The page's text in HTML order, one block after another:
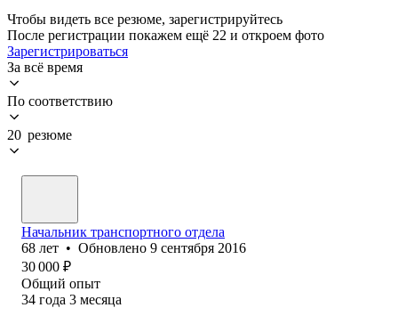
Чтобы видеть все резюме, зарегистрируйтесь
После регистрации покажем ещё 22 и откроем фото
Зарегистрироваться
За всё время
По соответствию
20 резюме
Начальник транспортного отдела
68 лет • Обновлено 9 сентября 2016
30 000 ₽
Общий опыт
34 года 3 месяца